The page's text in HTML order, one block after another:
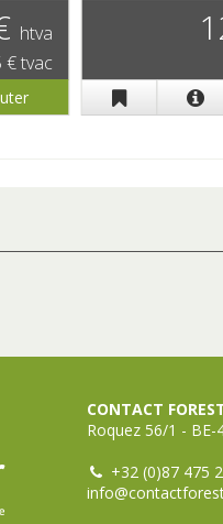
htva
€ tvac
CONTACT
Roquez 56/1 - BE-
+32 (0)87 475